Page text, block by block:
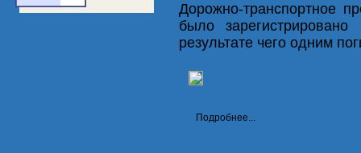
Дорожно-транспортное
было
результате чего одним
Подробнее...